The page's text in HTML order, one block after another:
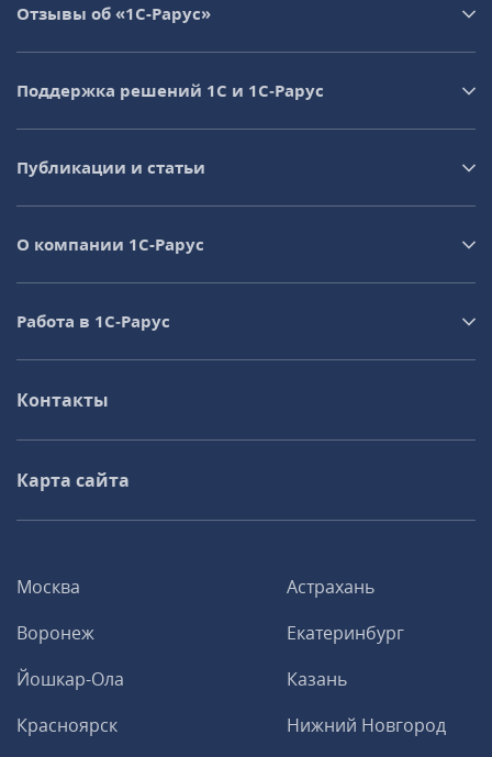
Москва
Астрахань
Воронеж
Екатеринбург
Йошкар-Ола
Казань
Красноярск
Нижний Новгород
Отзывы об «1С-Рарус»
Поддержка решений 1С и 1С‑Рарус
Публикации и статьи
О компании 1C-Рарус
Работа в 1С‑Рарус
Контакты
Карта сайта